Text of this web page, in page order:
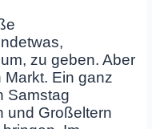
zu geben. Aber
Markt. Ein ganz
Samstag
und Großeltern